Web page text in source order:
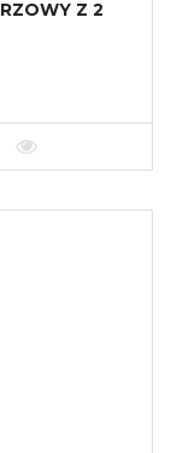
Z 2